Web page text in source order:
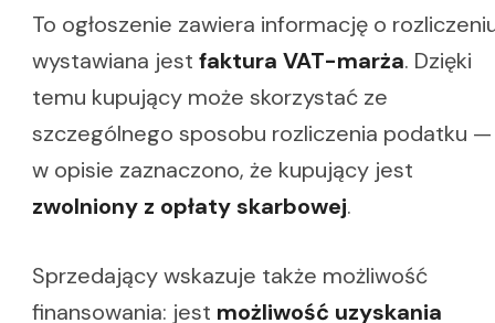
To ogłoszenie zawiera informację o
wystawiana jest faktura VAT-marża. Dzięki
temu kupujący może skorzystać ze
szczególnego sposobu rozliczenia podatku —
w opisie zaznaczono, że kupujący jest
zwolniony z opłaty skarbowej.
Sprzedający wskazuje także możliwość
finansowania: jest możliwość uzyskania